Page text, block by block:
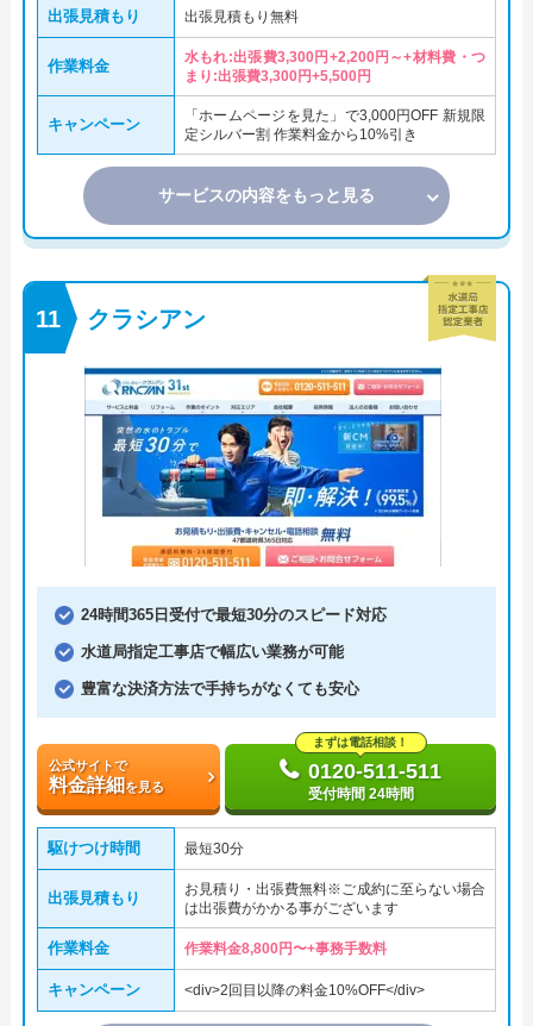
出張見積もり 出張見積もり無料
作業料金
水もれ:出張費3,300円+2,200円～+材料費・つ
まり:出張費3,300円+5,500円
キャンペーン
「ホームページを見た」で3,000円OFF 新規限
定シルバー割 作業料金から10%引き
サービスの内容をもっと見る
クラシアン
24時間365日受付で最短30分のスピード対応
水道局指定工事店で幅広い業務が可能
豊富な決済方法で手持ちがなくても安心
公式サイトで
料金詳細を見る
まずは電話相談！
0120-511-511
受付時間 24時間
駆けつけ時間 最短30分
出張見積もり
お見積り・出張費無料※ご成約に至らない場合
は出張費がかかる事がございます
作業料金 作業料金8,800円〜+事務手数料
キャンペーン <div>2回目以降の料金10%OFF</div>